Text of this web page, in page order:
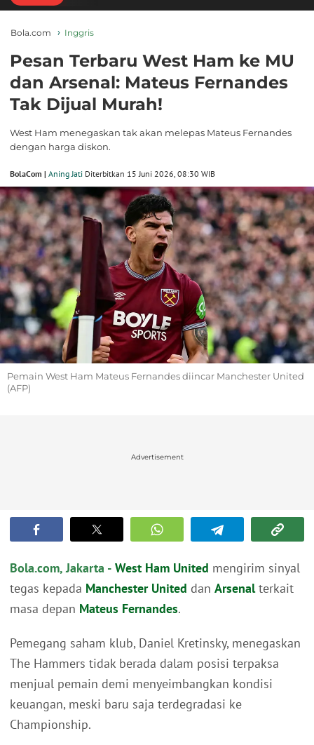
Bola.com Inggris
Pesan Terbaru West Ham ke MU
dan Arsenal: Mateus Fernandes
Tak Dijual Murah!
West Ham menegaskan tak akan melepas Mateus Fernandes
dengan harga diskon.
BolaCom | Aning Jati Diterbitkan 15 Juni 2026, 08:30 WIB
Pemain West Ham Mateus Fernandes diincar Manchester United
(AFP)
Advertisement
Bola.com, Jakarta - West Ham United mengirim sinyal
tegas kepada Manchester United dan Arsenalterkait
masa depan Mateus Fernandes.
Pemegang saham klub, Daniel Kretinsky, menegaskan
The Hammers tidak berada dalam posisi terpaksa
menjual pemain demi menyeimbangkan kondisi
keuangan, meski baru saja terdegradasi ke
Championship.